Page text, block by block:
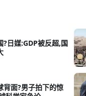
?日媒:GDP被反超,国
背面?男子拍下的惊